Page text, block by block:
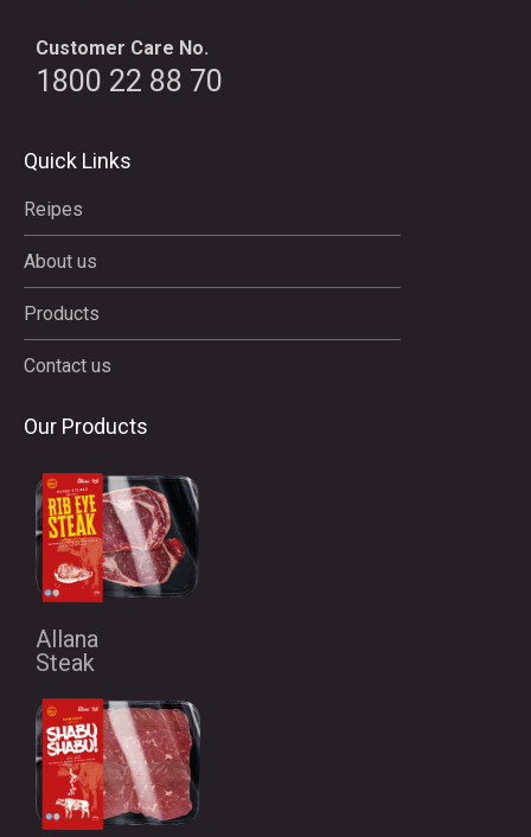
Customer Care No.
1800 22 88 70
Quick Links
Reipes
About us
Products
Contact us
Our Products
Allana
Steak